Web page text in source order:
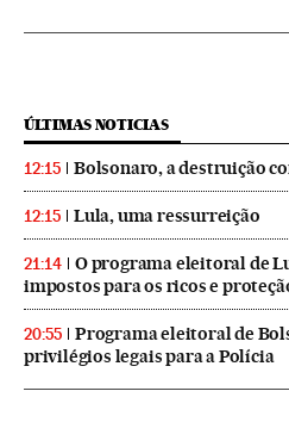
ÚLTIMAS NOTICIAS
12:15 Bolsonaro, a destruição
12:15 Lula, uma ressurreição
21:14
O programa eleitoral de
impostos para os ricos e
20:55
Programa eleitoral de
privilégios legais para a Polícia